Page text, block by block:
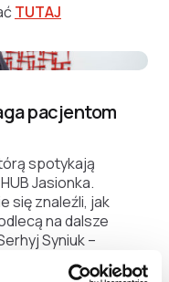
TUTAJ
psem
pacjentom
spotykają
Jasionka.
się znaleźli, jak
na dalsze
Syniuk –